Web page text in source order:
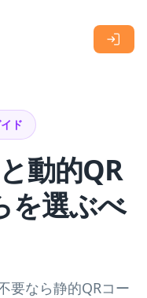
ド
動的QR
を選ぶべ
要なら静的QRコー